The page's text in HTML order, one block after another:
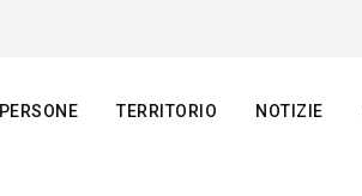
PERSONE TERRITORIO NOTIZIE